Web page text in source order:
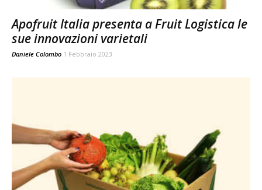
Apofruit Italia presenta a Fruit Logistica le
sue innovazioni varietali
Daniele Colombo 1 Febbraio 2023